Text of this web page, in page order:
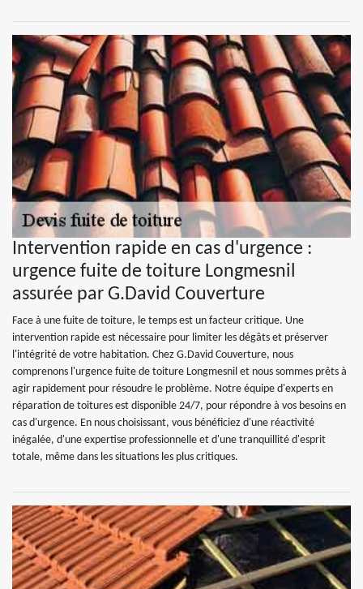
Intervention rapide en cas d'urgence :
urgence fuite de toiture Longmesnil
assurée par G.David Couverture
Face à une fuite de toiture, le temps est un facteur critique. Une
intervention rapide est nécessaire pour limiter les dégâts et préserver
l'intégrité de votre habitation. Chez G.David Couverture, nous
comprenons l'urgence fuite de toiture Longmesnil et nous sommes prêts à
agir rapidement pour résoudre le problème. Notre équipe d'experts en
réparation de toitures est disponible 24/7, pour répondre à vos besoins en
cas d'urgence. En nous choisissant, vous bénéficiez d'une réactivité
inégalée, d'une expertise professionnelle et d'une tranquillité d'esprit
totale, même dans les situations les plus critiques.